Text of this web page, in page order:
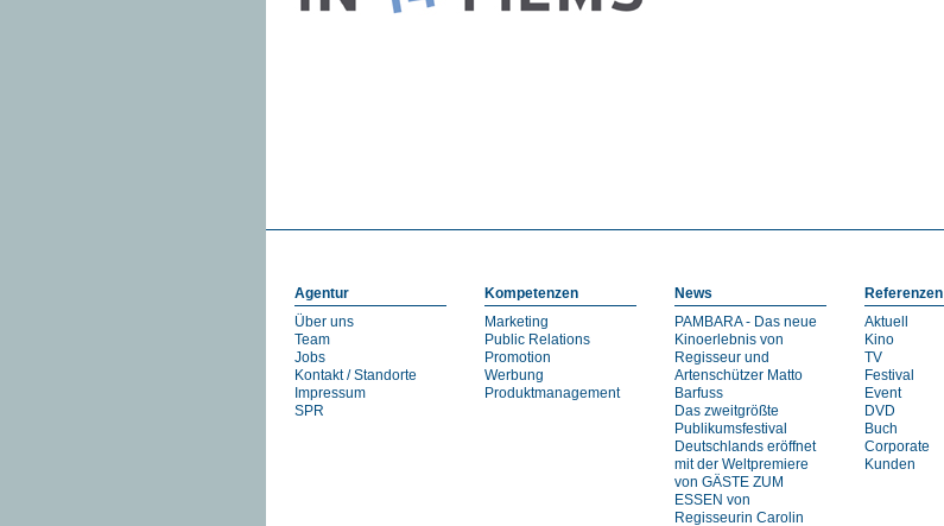
Agentur
Über uns
Team
Jobs
Kontakt / Standorte
Impressum
SPR
Kompetenzen
Marketing
Public Relations
Promotion
Werbung
Produktmanagement
News
PAMBARA - Das neue
Kinoerlebnis von
Regisseur und
Artenschützer Matto
Barfuss
Das zweitgrößte
Publikumsfestival
Deutschlands eröffnet
mit der Weltpremiere
von GÄSTE ZUM
ESSEN von
Regisseurin Carolin
Referenzen
Aktuell
Kino
TV
Festival
Event
DVD
Buch
Corporate
Kunden